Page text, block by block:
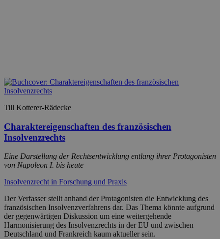
Till Kotterer-Rädecke
Charaktereigenschaften des französischen
Insolvenzrechts
Eine Darstellung der Rechtsentwicklung entlang ihrer Protagonisten
von Napoleon I. bis heute
Insolvenzrecht in Forschung und Praxis
Der Verfasser stellt anhand der Protagonisten die Entwicklung des
französischen Insolvenzverfahrens dar. Das Thema könnte aufgrund
der gegenwärtigen Diskussion um eine weitergehende
Harmonisierung des Insolvenzrechts in der EU und zwischen
Deutschland und Frankreich kaum aktueller sein.